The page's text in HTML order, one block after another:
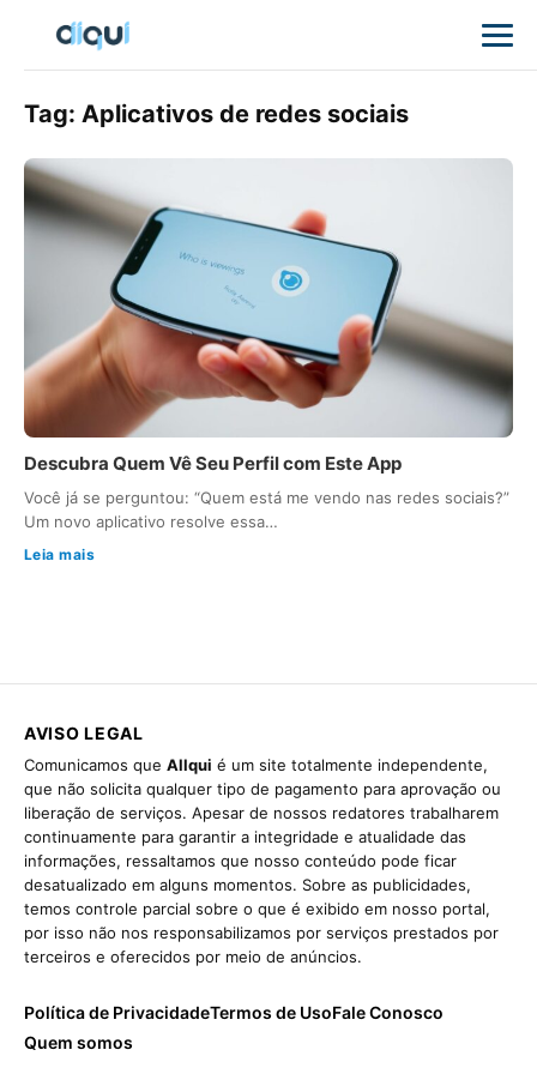
Tag: Aplicativos de redes sociais
Descubra Quem Vê Seu Perfil com Este App
Você já se perguntou: “Quem está me vendo nas redes sociais?”
Um novo aplicativo resolve essa…
Leia mais
AVISO LEGAL
Comunicamos que Allqui é um site totalmente independente,
que não solicita qualquer tipo de pagamento para aprovação ou
liberação de serviços. Apesar de nossos redatores trabalharem
continuamente para garantir a integridade e atualidade das
informações, ressaltamos que nosso conteúdo pode ficar
desatualizado em alguns momentos. Sobre as publicidades,
temos controle parcial sobre o que é exibido em nosso portal,
por isso não nos responsabilizamos por serviços prestados por
terceiros e oferecidos por meio de anúncios.
Política de PrivacidadeTermos de UsoFale Conosco
Quem somos